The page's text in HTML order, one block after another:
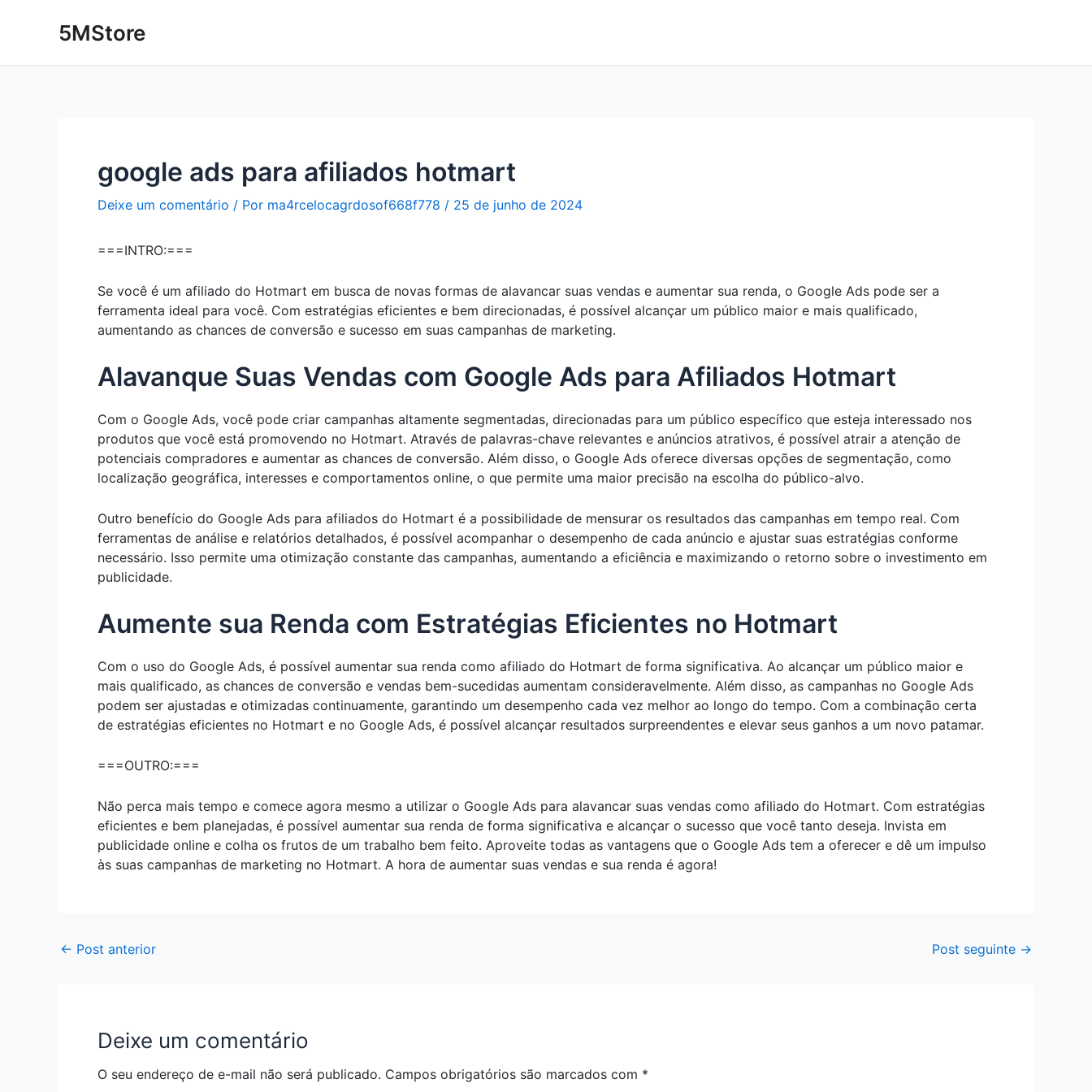
5MStore
google ads para afiliados hotmart
Deixe um comentário / Por ma4rcelocagrdosof668f778 / 25 de junho de 2024
===INTRO:===
Se você é um afiliado do Hotmart em busca de novas formas de alavancar suas vendas e aumentar sua renda, o Google Ads pode ser a
ferramenta ideal para você. Com estratégias eficientes e bem direcionadas, é possível alcançar um público maior e mais qualificado,
aumentando as chances de conversão e sucesso em suas campanhas de marketing.
Alavanque Suas Vendas com Google Ads para Afiliados Hotmart
Com o Google Ads, você pode criar campanhas altamente segmentadas, direcionadas para um público específico que esteja interessado nos
produtos que você está promovendo no Hotmart. Através de palavras-chave relevantes e anúncios atrativos, é possível atrair a atenção de
potenciais compradores e aumentar as chances de conversão. Além disso, o Google Ads oferece diversas opções de segmentação, como
localização geográfica, interesses e comportamentos online, o que permite uma maior precisão na escolha do público-alvo.
Outro benefício do Google Ads para afiliados do Hotmart é a possibilidade de mensurar os resultados das campanhas em tempo real. Com
ferramentas de análise e relatórios detalhados, é possível acompanhar o desempenho de cada anúncio e ajustar suas estratégias conforme
necessário. Isso permite uma otimização constante das campanhas, aumentando a eficiência e maximizando o retorno sobre o investimento em
publicidade.
Aumente sua Renda com Estratégias Eficientes no Hotmart
Com o uso do Google Ads, é possível aumentar sua renda como afiliado do Hotmart de forma significativa. Ao alcançar um público maior e
mais qualificado, as chances de conversão e vendas bem-sucedidas aumentam consideravelmente. Além disso, as campanhas no Google Ads
podem ser ajustadas e otimizadas continuamente, garantindo um desempenho cada vez melhor ao longo do tempo. Com a combinação certa
de estratégias eficientes no Hotmart e no Google Ads, é possível alcançar resultados surpreendentes e elevar seus ganhos a um novo patamar.
===OUTRO:===
Não perca mais tempo e comece agora mesmo a utilizar o Google Ads para alavancar suas vendas como afiliado do Hotmart. Com estratégias
eficientes e bem planejadas, é possível aumentar sua renda de forma significativa e alcançar o sucesso que você tanto deseja. Invista em
publicidade online e colha os frutos de um trabalho bem feito. Aproveite todas as vantagens que o Google Ads tem a oferecer e dê um impulso
às suas campanhas de marketing no Hotmart. A hora de aumentar suas vendas e sua renda é agora!
navigation
← Post anterior Post seguinte →
Deixe um comentário
O seu endereço de e-mail não será publicado. Campos obrigatórios são marcados com *